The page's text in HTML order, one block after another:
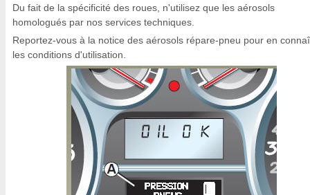
Du fait de la spécificité des roues, n'utilisez que les aérosols
homologués par nos services techniques.
Reportez-vous à la notice des aérosols répare-pneu pour en
les conditions d'utilisation.